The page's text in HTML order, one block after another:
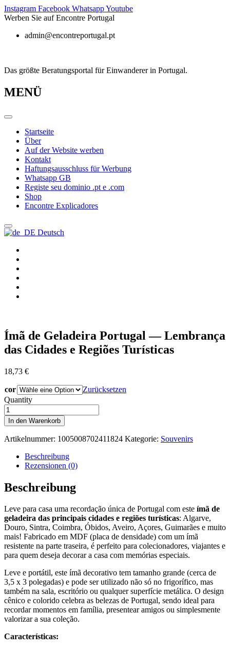
Zum
Inhalt
Instagram Facebook WhatsappYoutube
Werben Sie auf Encontre Portugal
admin@encontreportugal.pt
Das größte Beratungsportal für Einwanderer in Portugal.
MENÜ
Startseite
Über
Auf der Website werben
Kontakt
Haftungsausschluss für Werbung
Whatsapp GB
Registe seu dominio .pt e .com
Shop
Encontre Explicadores
Deutsch
Ímã de Geladeira Portugal — Lembrança
das Cidades e Regiões Turísticas
18,73 €
cor
Zurücksetzen
Quantity
Ímã
de
Geladeira
Portugal
Lembrança
e
Regiões
Menge
In den Warenkorb
Artikelnummer: 1005008702411824 Kategorie: Souvenirs
Beschreibung
Rezensionen (0)
Beschreibung
Leve para casa uma recordação única de Portugal com este ímã de
geladeira das principais cidades e regiões turísticas: Algarve,
Douro, Sintra, Coimbra, Óbidos, Aveiro, Açores, Guimarães e muito
mais! Fabricado em MDF (placa de densidade) com um ímã
resistente na parte traseira, é perfeito para colecionadores, viajantes e
para quem deseja decorar a casa com memórias especiais.
Leve e portátil, este ímã decorativo tem tamanho grande (cerca de
3,5 x 3 polegadas) e pode ser utilizado não só no frigorífico, mas
também na sala, escritório ou qualquer superfície metálica. O design
cênico e colorido celebra as belezas de Portugal, sendo ideal para
recordar momentos em família, presentear amigos ou simplesmente
valorizar a sua coleção.
Características: